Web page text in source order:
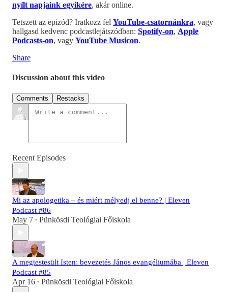
nyílt napjaink egyikére, akár online.
Tetszett az epizód? Iratkozz fel YouTube-csatornánkra, vagy
hallgasd kedvenc podcastlejátszódban: Spotify-on, Apple
Podcasts-on, vagy YouTube Musicon.
Share
Discussion about this video
Comments Restacks
Recent Episodes
Mi az apologetika – és miért mélyedj el benne? | Eleven
Podcast #86
May 7 • Pünkösdi Teológiai Főiskola
A megtestesült Isten: bevezetés János evangéliumába | Eleven
Podcast #85
Apr 16 • Pünkösdi Teológiai Főiskola